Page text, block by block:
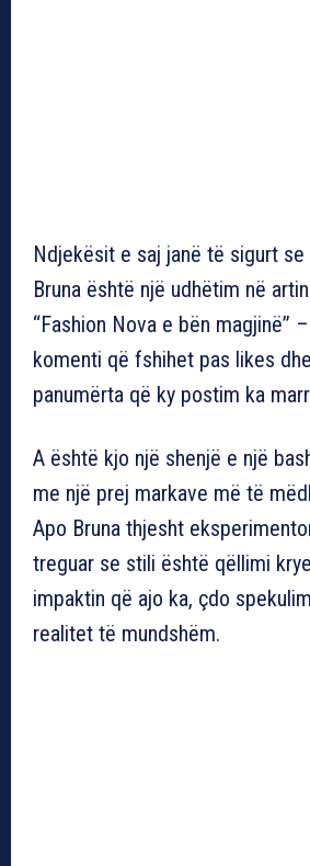
Ndjekësit e saj janë të sigurt
Bruna është një udhëtim në
“Fashion Nova e bën magjinë”
komenti që fshihet pas likes
panumërta që ky postim ka
A është kjo një shenjë e një
me një prej markave më të
Apo Bruna thjesht
treguar se stili është qëllimi
impaktin që ajo ka, çdo
realitet të mundshëm.